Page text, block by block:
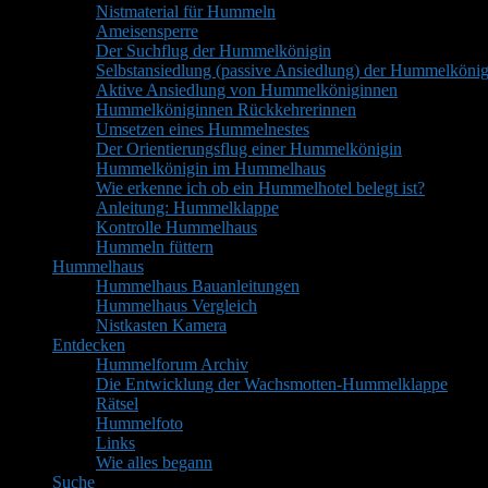
Nistmaterial für Hummeln
Ameisensperre
Der Suchflug der Hummelkönigin
Selbstansiedlung (passive Ansiedlung) der
Aktive Ansiedlung von Hummelköniginnen
Hummelköniginnen Rückkehrerinnen
Umsetzen eines Hummelnestes
Der Orientierungsflug einer Hummelkönigin
Hummelkönigin im Hummelhaus
Wie erkenne ich ob ein Hummelhotel belegt ist?
Anleitung: Hummelklappe
Kontrolle Hummelhaus
Hummeln füttern
Hummelhaus
Hummelhaus Bauanleitungen
Hummelhaus Vergleich
Nistkasten Kamera
Entdecken
Hummelforum Archiv
Die Entwicklung der Wachsmotten-Hummelklappe
Rätsel
Hummelfoto
Links
Wie alles begann
Suche